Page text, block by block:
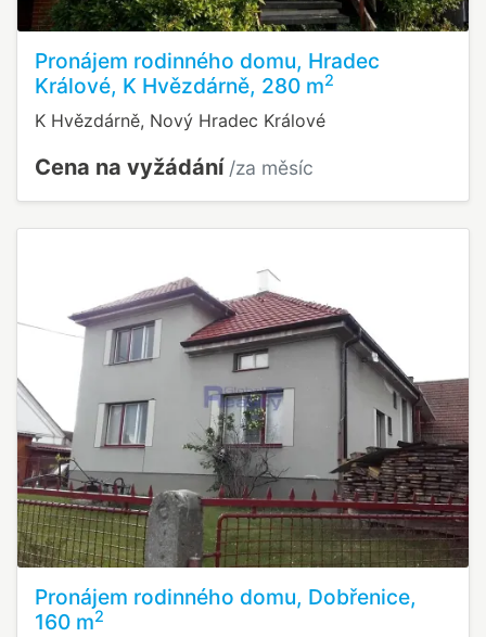
Pronájem rodinného domu, Hradec
Králové, K Hvězdárně, 280 m2
K Hvězdárně, Nový Hradec Králové
Cena na vyžádání /za měsíc
Pronájem rodinného domu, Dobřenice,
160 m2